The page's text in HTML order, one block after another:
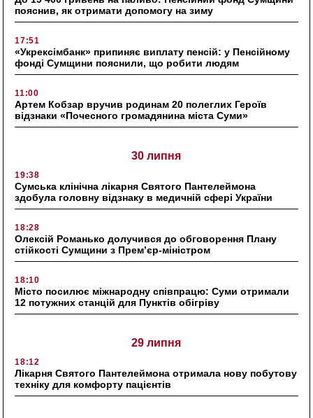
пояснив, як отримати допомогу на зиму
17:51
«Укрексімбанк» припиняє виплату пенсій: у Пенсійному
фонді Сумщини пояснили, що робити людям
11:00
Артем Кобзар вручив родинам 20 полеглих Героїв
відзнаки «Почесного громадянина міста Суми»
30 липня
19:38
Сумська клінічна лікарня Святого Пантелеймона
здобула головну відзнаку в медичній сфері України
18:28
Олексій Романько долучився до обговорення Плану
стійкості Сумщини з Прем’єр-міністром
18:10
Місто посилює міжнародну співпрацю: Суми отримали
12 потужних станцій для Пунктів обігріву
29 липня
18:12
Лікарня Святого Пантелеймона отримала нову побутову
техніку для комфорту пацієнтів